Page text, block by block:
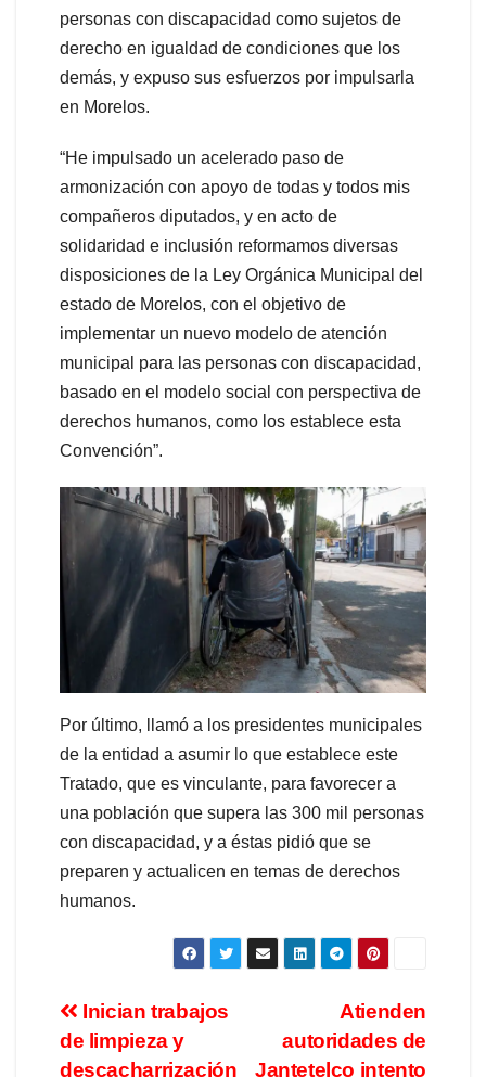
personas con discapacidad como sujetos de
derecho en igualdad de condiciones que los
demás, y expuso sus esfuerzos por impulsarla
en Morelos.
“He impulsado un acelerado paso de
armonización con apoyo de todas y todos mis
compañeros diputados, y en acto de
solidaridad e inclusión reformamos diversas
disposiciones de la Ley Orgánica Municipal del
estado de Morelos, con el objetivo de
implementar un nuevo modelo de atención
municipal para las personas con discapacidad,
basado en el modelo social con perspectiva de
derechos humanos, como los establece esta
Convención”.
Por último, llamó a los presidentes municipales
de la entidad a asumir lo que establece este
Tratado, que es vinculante, para favorecer a
una población que supera las 300 mil personas
con discapacidad, y a éstas pidió que se
preparen y actualicen en temas de derechos
humanos.
Atienden
autoridades de
Jantetelco intento
Inician trabajos
de limpieza y
descacharrización